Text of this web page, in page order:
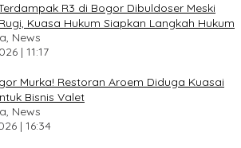
R3 di Bogor Dibuldoser Meski
Kuasa Hukum Siapkan Langkah Hukum
News
| 11:17
Murka! Restoran Aroem Diduga Kuasai
Bisnis Valet
News
| 16:34